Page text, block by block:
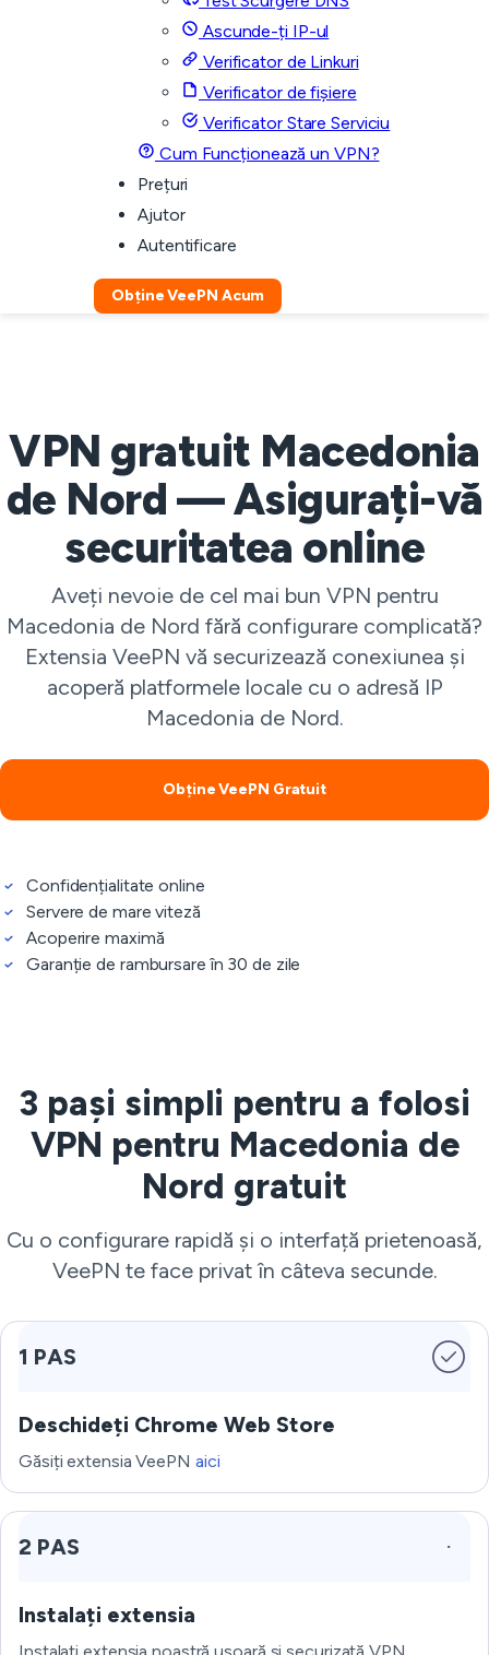
Ascunde-ți IP-ul
Verificator de Linkuri
Verificator de fișiere
Verificator Stare Serviciu
Cum Funcționează un VPN?
Prețuri
Ajutor
Autentificare
Obține VeePN Acum
VPN gratuit Macedonia
de Nord — Asigurați-vă
securitatea online
Aveți nevoie de cel mai bun VPN pentru
Macedonia de Nord fără configurare complicată?
Extensia VeePN vă securizează conexiunea și
acoperă platformele locale cu o adresă IP
Macedonia de Nord.
Obține VeePN Gratuit
Confidențialitate online
Servere de mare viteză
Acoperire maximă
Garanție de rambursare în 30 de zile
3 pași simpli pentru a folosi
VPN pentru Macedonia de
Nord gratuit
Cu o configurare rapidă și o interfață prietenoasă,
VeePN te face privat în câteva secunde.
1 PAS
Deschideți Chrome Web Store
Găsiți extensia VeePN aici
2 PAS
Instalați extensia